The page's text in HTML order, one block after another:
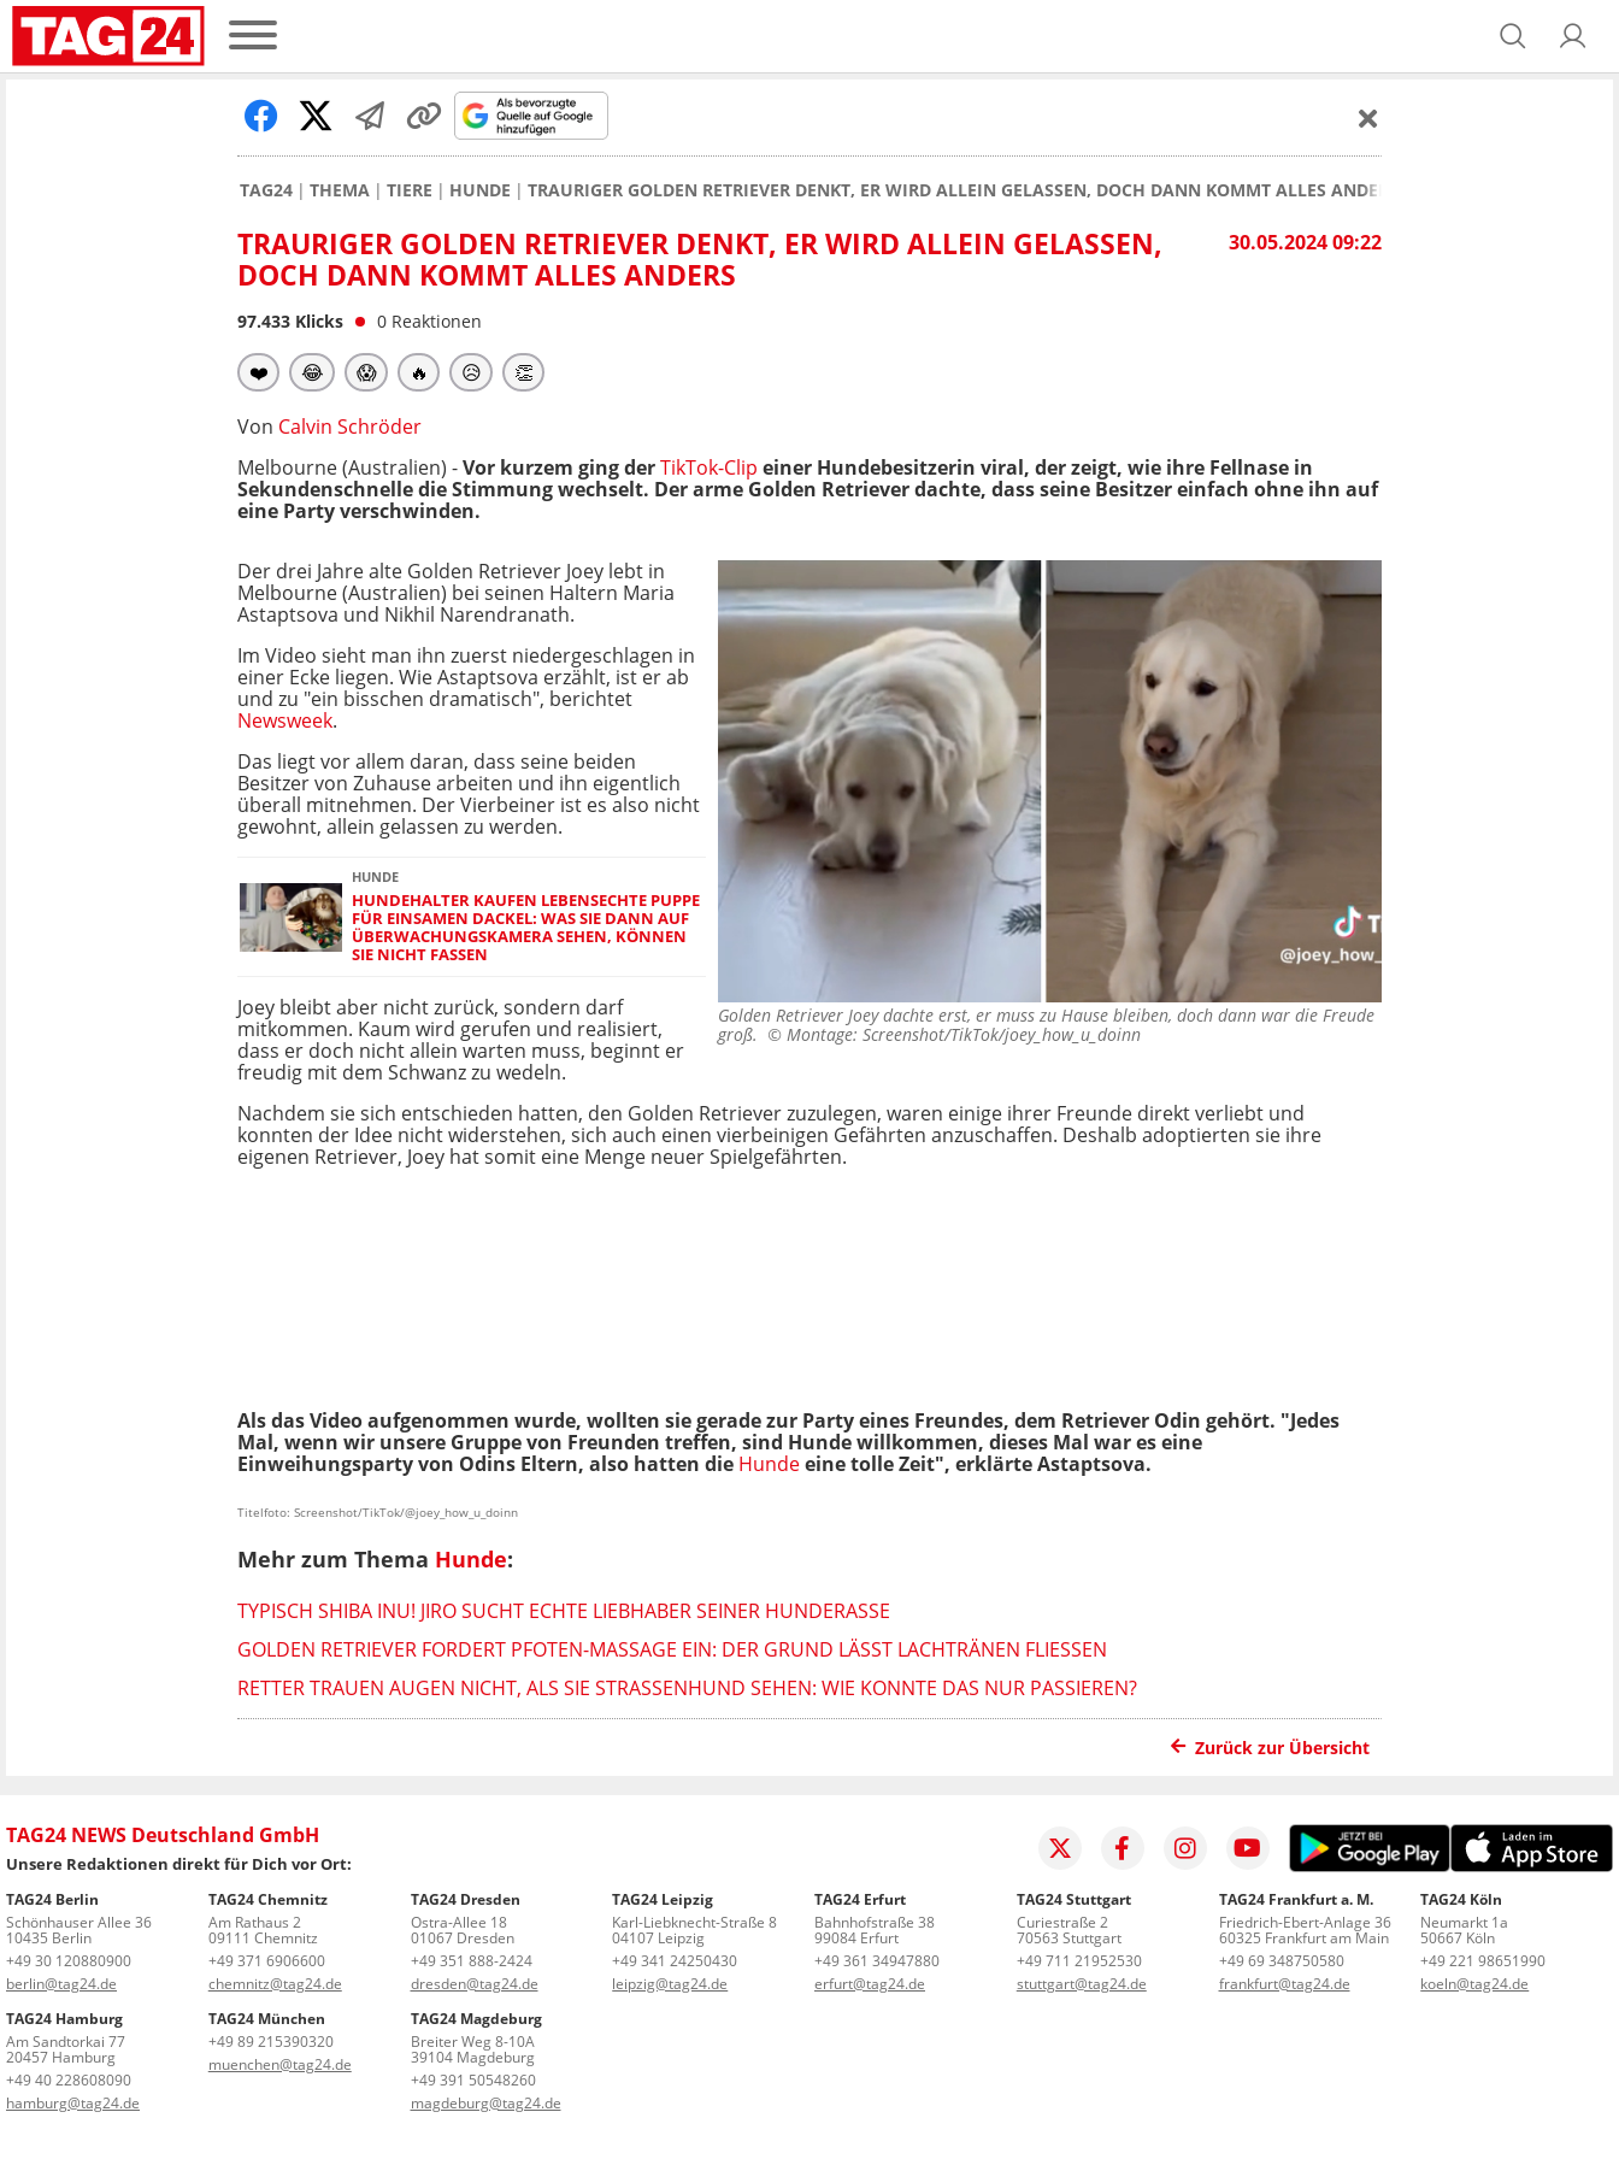
TAG24 THEMA TIERE HUNDE TRAURIGER GOLDEN RETRIEVER DENKT, ER WIRD ALLEIN GELASSEN, DOCH DANN KOMMT ALLES ANDERS
30.05.2024 09:22
TRAURIGER GOLDEN RETRIEVER DENKT, ER WIRD ALLEIN GELASSEN,
DOCH DANN KOMMT ALLES ANDERS
97.433 Klicks 0 Reaktionen
❤️ 😂 😱 🔥 😥 👏
Von Calvin Schröder
Melbourne (Australien) -Vor kurzem ging derTikTok-Clip einer Hundebesitzerin viral, der zeigt, wie ihre Fellnase in
Sekundenschnelle die Stimmung wechselt. Der arme Golden Retriever dachte, dass seine Besitzer einfach ohne ihn auf
eine Party verschwinden.
Golden Retriever Joey dachte erst, er muss zu Hause bleiben, doch dann war die Freude
groß. © Montage: Screenshot/TikTok/joey_how_u_doinn
Der drei Jahre alte Golden Retriever Joey lebt in
Melbourne (Australien) bei seinen Haltern Maria
Astaptsova und Nikhil Narendranath.
Im Video sieht man ihn zuerst niedergeschlagen in
einer Ecke liegen. Wie Astaptsova erzählt, ist er ab
und zu "ein bisschen dramatisch", berichtet
Newsweek.
Das liegt vor allem daran, dass seine beiden
Besitzer von Zuhause arbeiten und ihn eigentlich
überall mitnehmen. Der Vierbeiner ist es also nicht
gewohnt, allein gelassen zu werden.
HUNDE
HUNDEHALTER KAUFEN LEBENSECHTE PUPPE
FÜR EINSAMEN DACKEL: WAS SIE DANN AUF
ÜBERWACHUNGSKAMERA SEHEN, KÖNNEN
SIE NICHT FASSEN
Joey bleibt aber nicht zurück, sondern darf
mitkommen. Kaum wird gerufen und realisiert,
dass er doch nicht allein warten muss, beginnt er
freudig mit dem Schwanz zu wedeln.
Nachdem sie sich entschieden hatten, den Golden Retriever zuzulegen, waren einige ihrer Freunde direkt verliebt und
konnten der Idee nicht widerstehen, sich auch einen vierbeinigen Gefährten anzuschaffen. Deshalb adoptierten sie ihre
eigenen Retriever, Joey hat somit eine Menge neuer Spielgefährten.
Als das Video aufgenommen wurde, wollten sie gerade zur Party eines Freundes, dem Retriever Odin gehört. "Jedes
Mal, wenn wir unsere Gruppe von Freunden treffen, sind Hunde willkommen, dieses Mal war es eine
Einweihungsparty von Odins Eltern, also hatten die Hundeeine tolle Zeit", erklärte Astaptsova.
Titelfoto: Screenshot/TikTok/@joey_how_u_doinn
Mehr zum Thema Hunde:
TYPISCH SHIBA INU! JIRO SUCHT ECHTE LIEBHABER SEINER HUNDERASSE
GOLDEN RETRIEVER FORDERT PFOTEN-MASSAGE EIN: DER GRUND LÄSST LACHTRÄNEN FLIESSEN
RETTER TRAUEN AUGEN NICHT, ALS SIE STRASSENHUND SEHEN: WIE KONNTE DAS NUR PASSIEREN?
Zurück zur Übersicht
TAG24 NEWS Deutschland GmbH
Unsere Redaktionen direkt für Dich vor Ort:
TAG24 Berlin
Schönhauser Allee 36
10435 Berlin
+49 30 120880900
berlin@tag24.de
TAG24 Chemnitz
Am Rathaus 2
09111 Chemnitz
+49 371 6906600
chemnitz@tag24.de
TAG24 Dresden
Ostra-Allee 18
01067 Dresden
+49 351 888-2424
dresden@tag24.de
TAG24 Leipzig
Karl-Liebknecht-Straße 8
04107 Leipzig
+49 341 24250430
leipzig@tag24.de
TAG24 Erfurt
Bahnhofstraße 38
99084 Erfurt
+49 361 34947880
erfurt@tag24.de
TAG24 Stuttgart
Curiestraße 2
70563 Stuttgart
+49 711 21952530
stuttgart@tag24.de
TAG24 Frankfurt a. M.
Friedrich-Ebert-Anlage 36
60325 Frankfurt am Main
+49 69 348750580
frankfurt@tag24.de
TAG24 Köln
Neumarkt 1a
50667 Köln
+49 221 98651990
koeln@tag24.de
TAG24 Hamburg
Am Sandtorkai 77
20457 Hamburg
+49 40 228608090
hamburg@tag24.de
TAG24 München
+49 89 215390320
muenchen@tag24.de
TAG24 Magdeburg
Breiter Weg 8-10A
39104 Magdeburg
+49 391 50548260
magdeburg@tag24.de